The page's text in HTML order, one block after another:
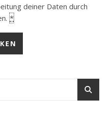
deiner Daten durch
*